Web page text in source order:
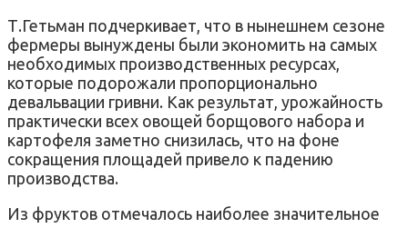
Т.Гетьман подчеркивает, что в нынешнем сезоне
фермеры вынуждены были экономить на самых
необходимых производственных ресурсах,
которые подорожали пропорционально
девальвации гривни. Как результат, урожайность
практически всех овощей борщового набора и
картофеля заметно снизилась, что на фоне
сокращения площадей привело к падению
производства.
Из фруктов отмечалось наиболее значительное